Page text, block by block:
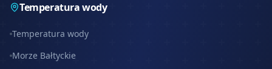
Temperatura wody
Temperatura wody
Morze Bałtyckie